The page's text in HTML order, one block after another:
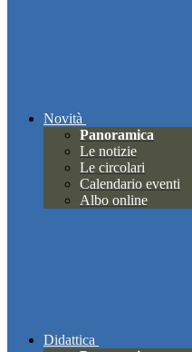
Novità
Panoramica
Le notizie
Le circolari
Calendario eventi
Albo online
Didattica